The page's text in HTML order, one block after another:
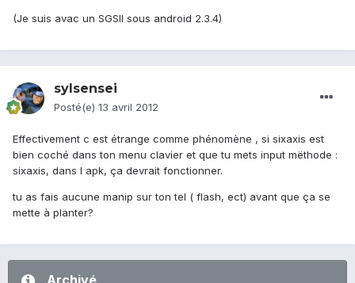
(Je suis avac un SGSII sous android 2.3.4)
sylsensei
Posté(e) 13 avril 2012
Effectivement c est étrange comme phénomène , si sixaxis est
bien coché dans ton menu clavier et que tu mets input mëthode :
sixaxis, dans l apk, ça devrait fonctionner.
tu as fais aucune manip sur ton tel ( flash, ect) avant que ça se
mette à planter?